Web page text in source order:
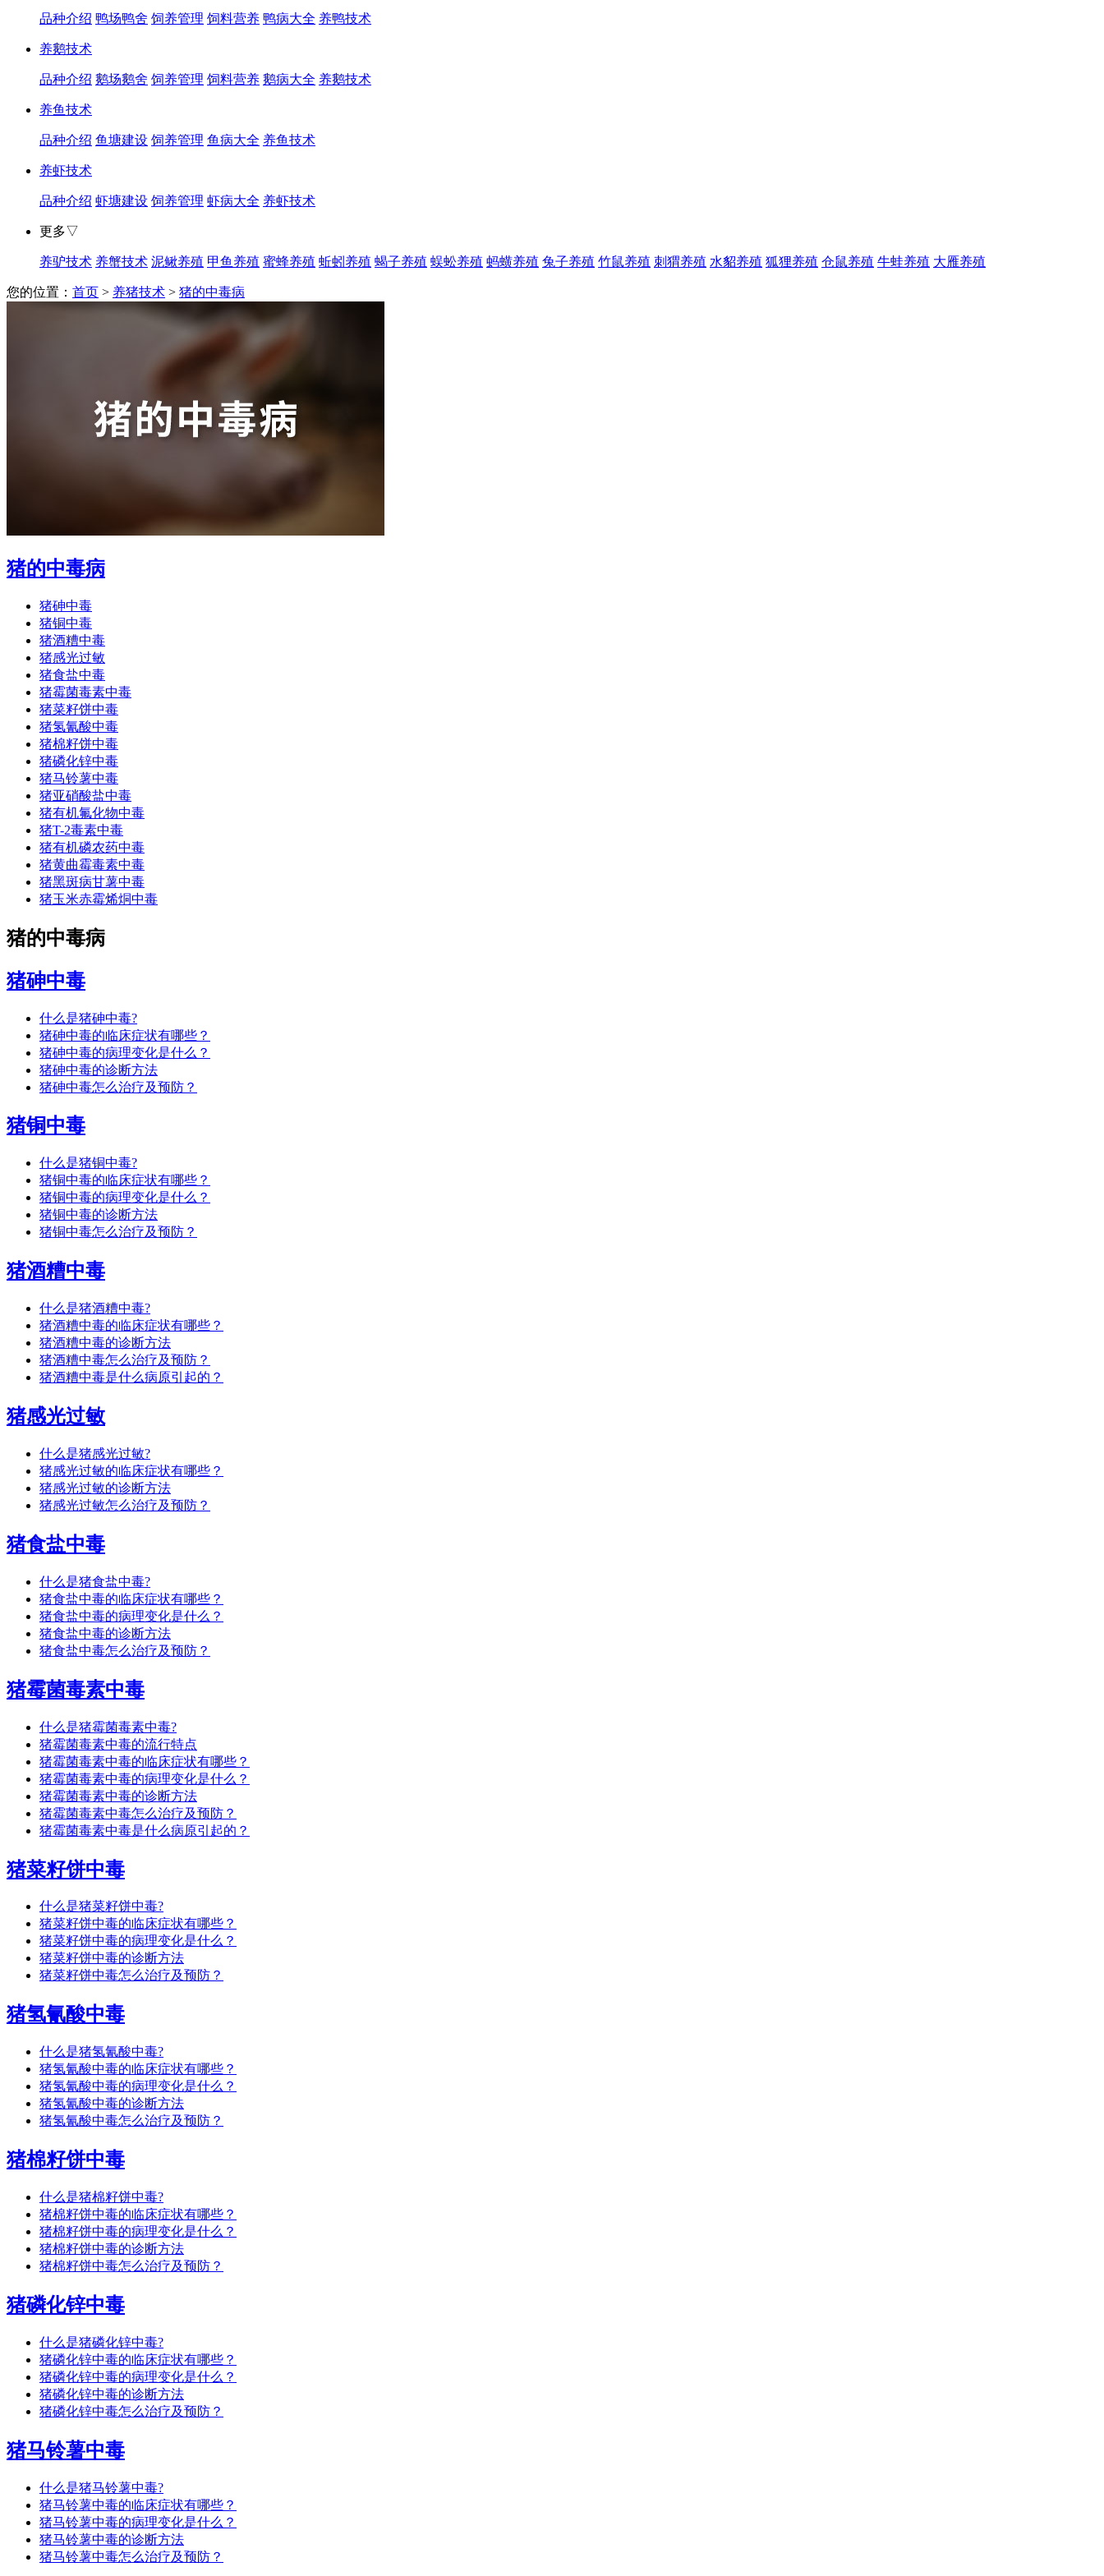
品种介绍 鸭场鸭舍 饲养管理 饲料营养 鸭病大全 养鸭技术
养鹅技术
品种介绍 鹅场鹅舍 饲养管理 饲料营养 鹅病大全 养鹅技术
养鱼技术
品种介绍 鱼塘建设 饲养管理 鱼病大全 养鱼技术
养虾技术
品种介绍 虾塘建设 饲养管理 虾病大全 养虾技术
更多▽
养驴技术 养蟹技术 泥鳅养殖 甲鱼养殖 蜜蜂养殖 蚯蚓养殖 蝎子养殖 蜈蚣养殖 蚂蟥养殖 兔子养殖 竹鼠养殖 刺猬养殖 水貂养殖 狐狸养殖 仓鼠养殖 牛蛙养殖 大雁养殖
您的位置： 首页 > 养猪技术 > 猪的中毒病
猪的中毒病
猪砷中毒
猪铜中毒
猪酒糟中毒
猪感光过敏
猪食盐中毒
猪霉菌毒素中毒
猪菜籽饼中毒
猪氢氰酸中毒
猪棉籽饼中毒
猪磷化锌中毒
猪马铃薯中毒
猪亚硝酸盐中毒
猪有机氟化物中毒
猪T-2毒素中毒
猪有机磷农药中毒
猪黄曲霉毒素中毒
猪黑斑病甘薯中毒
猪玉米赤霉烯烔中毒
猪的中毒病
猪砷中毒
什么是猪砷中毒?
猪砷中毒的临床症状有哪些？
猪砷中毒的病理变化是什么？
猪砷中毒的诊断方法
猪砷中毒怎么治疗及预防？
猪铜中毒
什么是猪铜中毒?
猪铜中毒的临床症状有哪些？
猪铜中毒的病理变化是什么？
猪铜中毒的诊断方法
猪铜中毒怎么治疗及预防？
猪酒糟中毒
什么是猪酒糟中毒?
猪酒糟中毒的临床症状有哪些？
猪酒糟中毒的诊断方法
猪酒糟中毒怎么治疗及预防？
猪酒糟中毒是什么病原引起的？
猪感光过敏
什么是猪感光过敏?
猪感光过敏的临床症状有哪些？
猪感光过敏的诊断方法
猪感光过敏怎么治疗及预防？
猪食盐中毒
什么是猪食盐中毒?
猪食盐中毒的临床症状有哪些？
猪食盐中毒的病理变化是什么？
猪食盐中毒的诊断方法
猪食盐中毒怎么治疗及预防？
猪霉菌毒素中毒
什么是猪霉菌毒素中毒?
猪霉菌毒素中毒的流行特点
猪霉菌毒素中毒的临床症状有哪些？
猪霉菌毒素中毒的病理变化是什么？
猪霉菌毒素中毒的诊断方法
猪霉菌毒素中毒怎么治疗及预防？
猪霉菌毒素中毒是什么病原引起的？
猪菜籽饼中毒
什么是猪菜籽饼中毒?
猪菜籽饼中毒的临床症状有哪些？
猪菜籽饼中毒的病理变化是什么？
猪菜籽饼中毒的诊断方法
猪菜籽饼中毒怎么治疗及预防？
猪氢氰酸中毒
什么是猪氢氰酸中毒?
猪氢氰酸中毒的临床症状有哪些？
猪氢氰酸中毒的病理变化是什么？
猪氢氰酸中毒的诊断方法
猪氢氰酸中毒怎么治疗及预防？
猪棉籽饼中毒
什么是猪棉籽饼中毒?
猪棉籽饼中毒的临床症状有哪些？
猪棉籽饼中毒的病理变化是什么？
猪棉籽饼中毒的诊断方法
猪棉籽饼中毒怎么治疗及预防？
猪磷化锌中毒
什么是猪磷化锌中毒?
猪磷化锌中毒的临床症状有哪些？
猪磷化锌中毒的病理变化是什么？
猪磷化锌中毒的诊断方法
猪磷化锌中毒怎么治疗及预防？
猪马铃薯中毒
什么是猪马铃薯中毒?
猪马铃薯中毒的临床症状有哪些？
猪马铃薯中毒的病理变化是什么？
猪马铃薯中毒的诊断方法
猪马铃薯中毒怎么治疗及预防？